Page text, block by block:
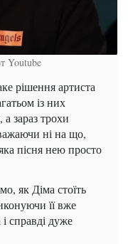
Youtube
рішення артиста
із них
а зараз трохи
ні на що,
пісня нею просто
як Діма стоїть
її вже
справді дуже